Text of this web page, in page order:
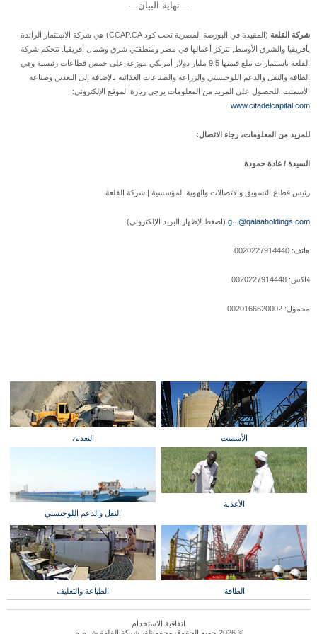
—نهاية البيان—
شركة القلعة
(المقيدة في البورصة المصرية تحت كود CCAP.CA) هي شركة الاستثمار الرائدة
بأفريقيا والشرق الأوسط, تتركز أعمالها في مصر ومنطقتي شرق وشمال أفريقيا. تتحكم شركة
القلعة باستثمارات تبلغ قيمتها 9.5 مليار دولار أمريكي موزعة على خمس قطاعات رئيسية وهي
الطاقة والنقل والدعم اللوجيستي والزراعة والصناعات الغذائية بالإضافة إلى التعدين وصناعة
الأسمنت. للحصول على المزيد من المعلومات يرجي زيارة الموقع الإلكتروني:
www.citadelcapital.com
للمزيد من المعلومات، رجاء الاتصال:
السيدة / غادة حمودة
رئيس قطاع التسويق والاتصالات والهوية المؤسسية | شركة القلعة
g...@qalaaholdings.com (اضغط لإظهار البريد الإلكتروني)
هاتف: 0020227914440
فاكس: 0020227914448
محمول: 0020166620002
الأسمنت التعدين
الأغذية
النقل والدعم اللوجيستي
الطاقة الطباعة والتغليف
اتفاقية الاستخدام